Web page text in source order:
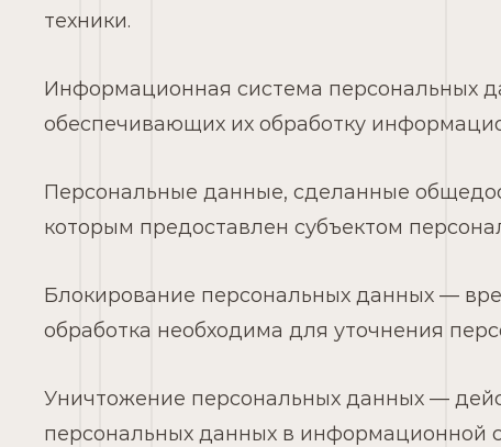
техники.
Информационная система персональных
обеспечивающих их обработку
Персональные данные, сделанные
которым предоставлен субъектом
Блокирование персональных данных —
обработка необходима для уточнения
Уничтожение персональных данных —
персональных данных в информационной